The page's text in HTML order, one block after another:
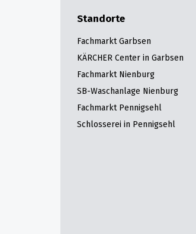
Standorte
Fachmarkt Garbsen
KÄRCHER Center in Garbsen
Fachmarkt Nienburg
SB-Waschanlage Nienburg
Fachmarkt Pennigsehl
Schlosserei in Pennigsehl